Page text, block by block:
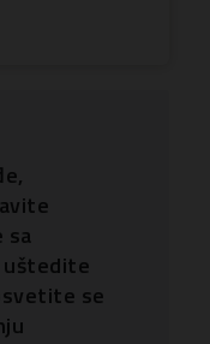
sa
se